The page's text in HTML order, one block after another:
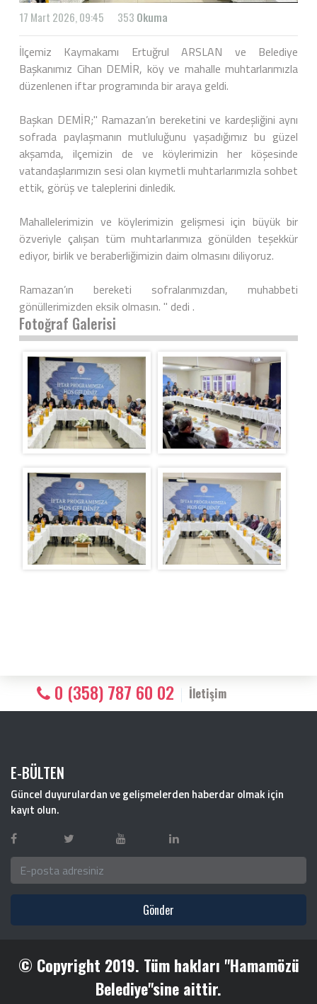
17 Mart 2026, 09:45 353 Okuma
İlçemiz Kaymakamı Ertuğrul ARSLAN ve Belediye
Başkanımız Cihan DEMİR, köy ve mahalle muhtarlarımızla
düzenlenen iftar programında bir araya geldi.
Başkan DEMİR;" Ramazan’ın bereketini ve kardeşliğini aynı
sofrada paylaşmanın mutluluğunu yaşadığımız bu güzel
akşamda, ilçemizin de ve köylerimizin her köşesinde
vatandaşlarımızın sesi olan kıymetli muhtarlarımızla sohbet
ettik, görüş ve taleplerini dinledik.
Mahallelerimizin ve köylerimizin gelişmesi için büyük bir
özveriyle çalışan tüm muhtarlarımıza gönülden teşekkür
ediyor, birlik ve beraberliğimizin daim olmasını diliyoruz.
Ramazan’ın bereketi sofralarımızdan, muhabbeti
gönüllerimizden eksik olmasın. " dedi .
Fotoğraf Galerisi
0 (358) 787 60 02 İletişim
E-BÜLTEN
Güncel duyurulardan ve gelişmelerden haberdar olmak için
kayıt olun.
Gönder
© Copyright 2019. Tüm hakları "Hamamözü
Belediye"sine aittir.